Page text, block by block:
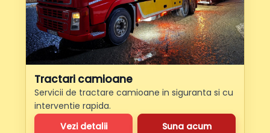
Tractari camioane
Servicii de tractare camioane in siguranta si cu
interventie rapida.
Vezi detalii
Suna acum